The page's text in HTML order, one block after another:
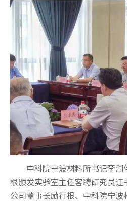
中科院宁波材料所书记李
根颁发实验室主任客聘研究员
公司董事长励行根、中科院宁